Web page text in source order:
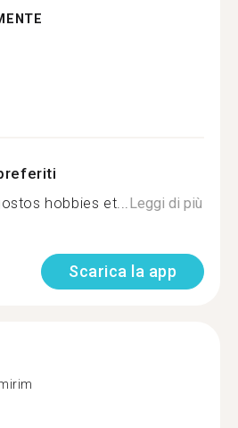
hobbies et...Leggi di più
Scarica la app